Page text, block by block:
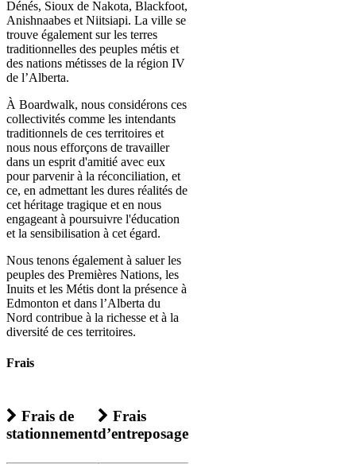
Dénés, Sioux de Nakota, Blackfoot,
Anishnaabes et Niitsiapi. La ville se
trouve également sur les terres
traditionnelles des peuples métis et
des nations métisses de la région IV
de l’Alberta.
À Boardwalk, nous considérons ces
collectivités comme les intendants
traditionnels de ces territoires et
nous nous efforçons de travailler
dans un esprit d'amitié avec eux
pour parvenir à la réconciliation, et
ce, en admettant les dures réalités de
cet héritage tragique et en nous
engageant à poursuivre l'éducation
et la sensibilisation à cet égard.
Nous tenons également à saluer les
peuples des Premières Nations, les
Inuits et les Métis dont la présence à
Edmonton et dans l’Alberta du
Nord contribue à la richesse et à la
diversité de ces territoires.
Frais
Frais de
stationnement
Frais
d’entreposage